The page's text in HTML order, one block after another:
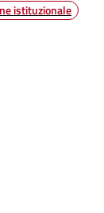
istituzionale